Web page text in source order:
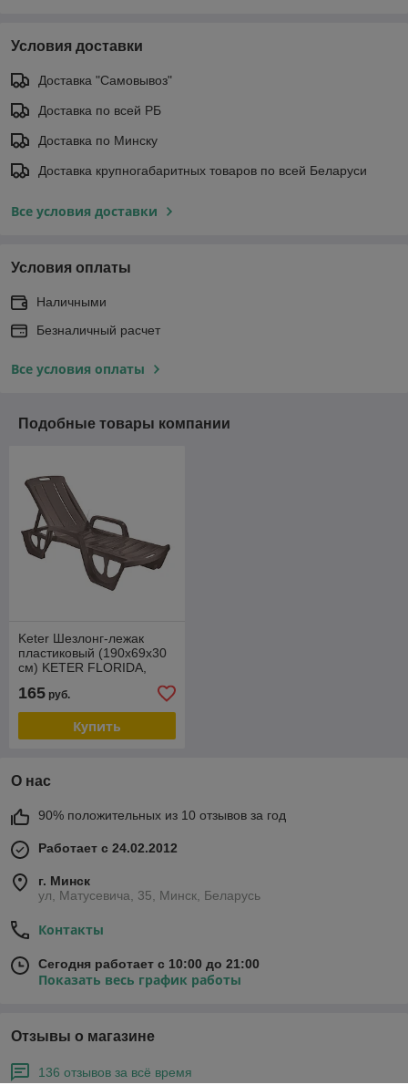
Условия доставки
Доставка "Самовывоз"
Доставка по всей РБ
Доставка по Минску
Доставка крупногабаритных товаров по всей Беларуси
Все условия доставки
Условия оплаты
Наличными
Безналичный расчет
Все условия оплаты
Подобные товары компании
Keter Шезлонг-лежак
пластиковый (190x69x30
см) KETER FLORIDA,
165 руб.
Купить
О нас
90% положительных из 10 отзывов за год
Работает с 24.02.2012
г. Минск
ул, Матусевича, 35, Минск, Беларусь
Контакты
Сегодня работает с 10:00 до 21:00
Показать весь график работы
Отзывы о магазине
136 отзывов за всё время